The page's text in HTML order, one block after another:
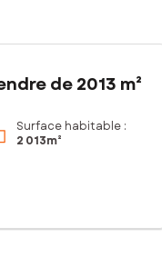
de 2013 m²
Surface habitable :
2 013m²